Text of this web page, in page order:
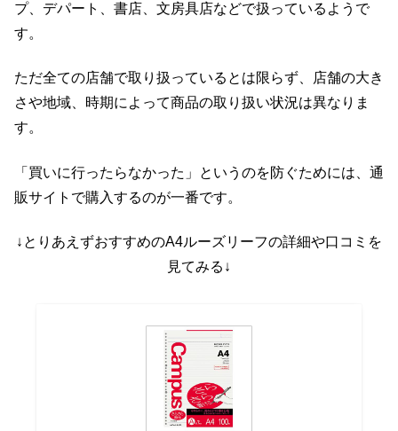
プ、デパート、書店、文房具店などで扱っているようで
す。
ただ全ての店舗で取り扱っているとは限らず、店舗の大き
さや地域、時期によって商品の取り扱い状況は異なりま
す。
「買いに行ったらなかった」というのを防ぐためには、通
販サイトで購入するのが一番です。
↓とりあえずおすすめのA4ルーズリーフの詳細や口コミを
見てみる↓